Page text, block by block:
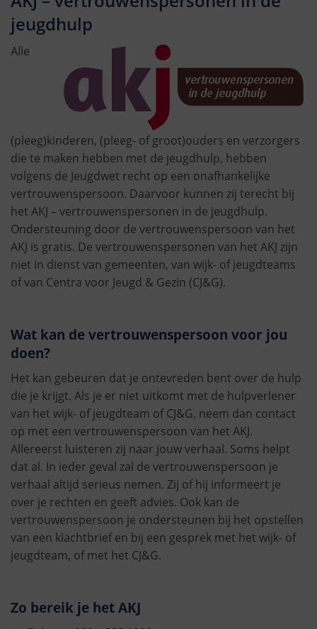
jeugdhulp
Alle
(pleeg)kinderen, (pleeg- of groot)ouders en verzorgers
die te maken hebben met de jeugdhulp, hebben
volgens de Jeugdwet recht op een onafhankelijke
vertrouwenspersoon. Daarvoor kunnen zij terecht bij
het AKJ – vertrouwenspersonen in de jeugdhulp.
Ondersteuning door de vertrouwenspersoon van het
AKJ is gratis. De vertrouwenspersonen van het AKJ zijn
niet in dienst van gemeenten, van wijk- of jeugdteams
of van Centra voor Jeugd & Gezin (CJ&G).
Wat kan de vertrouwenspersoon voor jou
doen?
Het kan gebeuren dat je ontevreden bent over de hulp
die je krijgt. Als je er niet uitkomt met de hulpverlener
van het wijk- of jeugdteam of CJ&G, neem dan contact
op met een vertrouwenspersoon van het AKJ.
Allereerst luisteren zij naar jouw verhaal. Soms helpt
dat al. In ieder geval zal de vertrouwenspersoon je
verhaal altijd serieus nemen. Zij of hij informeert je
over je rechten en geeft advies. Ook kan de
vertrouwenspersoon je ondersteunen bij het opstellen
van een klachtbrief en bij een gesprek met het wijk- of
jeugdteam, of met het CJ&G.
Zo bereik je het AKJ